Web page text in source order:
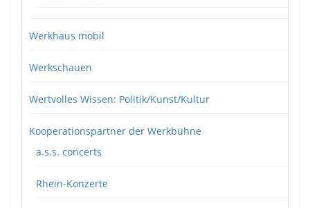
Werkhaus mobil
Werkschauen
Wertvolles Wissen: Politik/Kunst/Kultur
Kooperationspartner der Werkbühne
a.s.s. concerts
Rhein-Konzerte